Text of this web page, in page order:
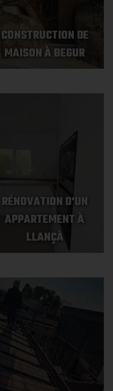
CONSTRUCTION DE
MAISON À BEGUR
RÉNOVATION D'UN
APPARTEMENT À
LLANÇÀ